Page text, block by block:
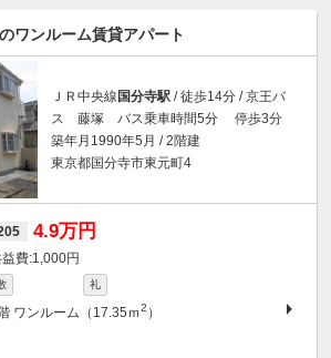
ワンルーム賃貸アパート
ＪＲ中央線 国分寺駅 / 徒歩14分 / 京王バ
ス 藤塚 バス乗車時間5分 停歩3分
築年月1990年5月 / 2階建
東京都国分寺市東元町4
4.9万円
1,000円
礼
ワンルーム（17.35ｍ2 ）